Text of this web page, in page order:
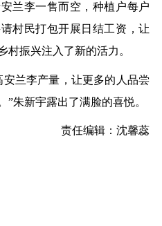
兰李一售而空，种植户每户
村民打包开展日结工资，让
村振兴注入了新的活力。
兰李产量，让更多的人品尝
朱新宇露出了满脸的喜悦。
责任编辑：沈馨蕊